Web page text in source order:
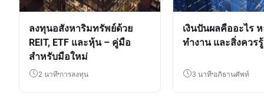
ลงทุนอสังหาริมทรัพย์ด้วย
REIT, ETF และหุ้น – คู่มือ
สำหรับมือใหม่
2 นาที การลงทุน
เงินปันผลคืออะไร
ทำงาน และสิ่งควรรู้
3 นาที อภิธานศัพท์